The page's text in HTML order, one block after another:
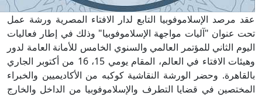
عقد مرصد الإسلاموفوبيا التابع لدار الافتاء المصرية ورشة عمل
تحت عنوان "آليات مواجهة الإسلاموفوبيا" وذلك في إطار فعاليات
اليوم الثاني للمؤتمر العالمي والسنوي الخامس للأمانة العامة لدور
وهيئات الافتاء في العالم، المقام يومي 15، 16 من أكتوبر الجاري
بالقاهرة. وحضر الورشة النقاشية كوكبه من الأكاديميين والخبراء
المختصين في قضايا التطرف والإسلاموفوبيا من الداخل والخارج